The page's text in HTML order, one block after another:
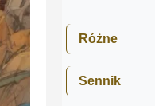
Różne
Sennik